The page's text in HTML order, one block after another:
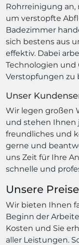
Rohrreinigung an,
um verstopfte
Badezimmer
sich bestens aus
effektiv. Dabei
Technologien und
Verstopfungen zu
Unser
Wir legen großen
und stehen Ihnen
freundliches und
gerne und
uns Zeit für Ihre
schnelle und
Unsere Preise
Wir bieten Ihnen
Beginn der
Kosten und Sie
aller Leistungen.